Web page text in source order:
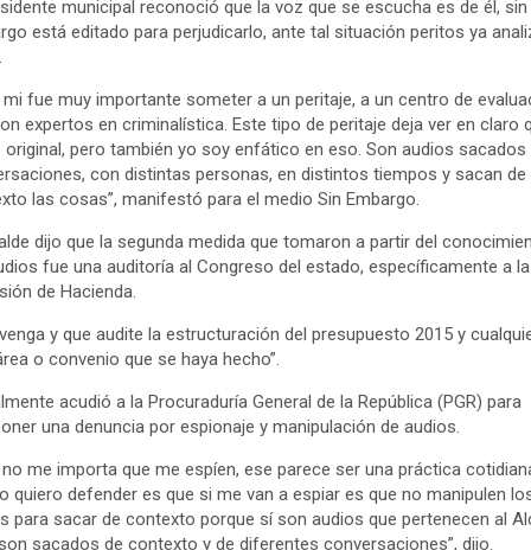
municipal reconoció que la voz que se escucha es de él, sin
está editado para perjudicarlo, ante tal situación peritos ya
mi fue muy importante someter a un peritaje, a un centro de
expertos en criminalística. Este tipo de peritaje deja ver en claro
original, pero también yo soy enfático en eso. Son audios sacados
con distintas personas, en distintos tiempos y sacan de
las cosas”, manifestó para el medio Sin Embargo.
dijo que la segunda medida que tomaron a partir del
fue una auditoría al Congreso del estado, específicamente a la
de Hacienda.
venga y que audite la estructuración del presupuesto 2015 y
o convenio que se haya hecho”.
acudió a la Procuraduría General de la República (PGR) para
una denuncia por espionaje y manipulación de audios.
no me importa que me espíen, ese parece ser una práctica
quiero defender es que si me van a espiar es que no manipulen
para sacar de contexto porque sí son audios que pertenecen al
sacados de contexto y de diferentes conversaciones”, dijo.